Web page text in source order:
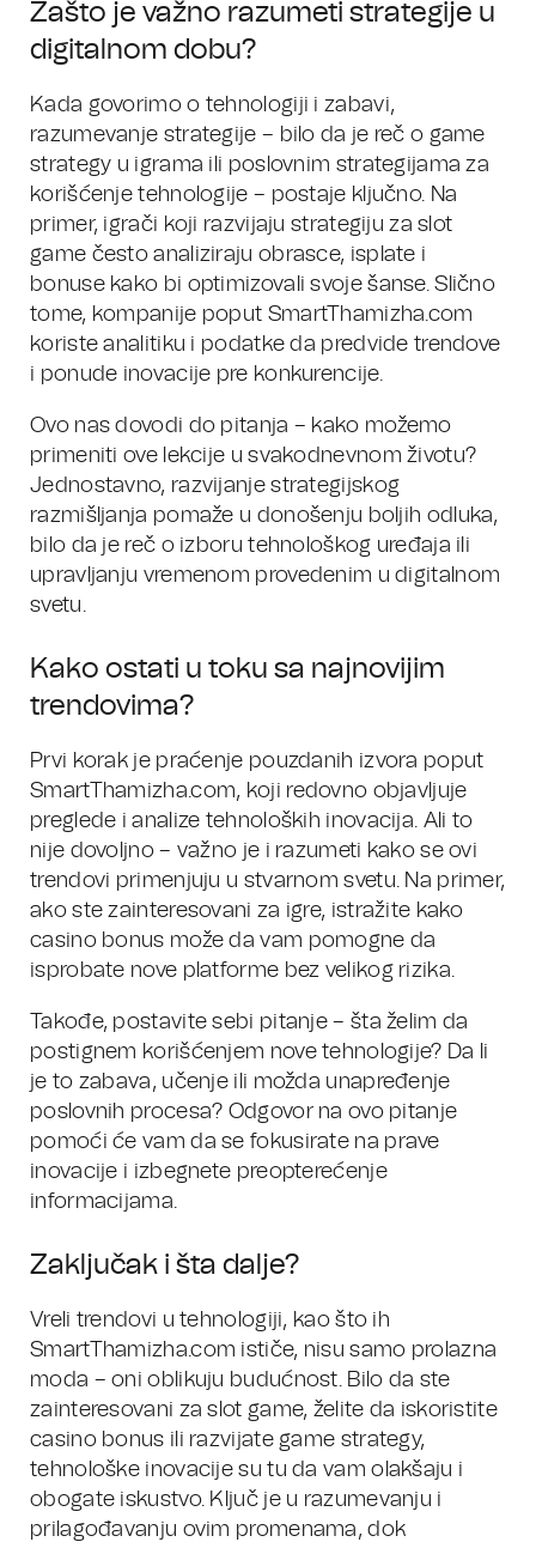
Zašto je važno razumeti strategije u
digitalnom dobu?
Kada govorimo o tehnologiji i zabavi,
razumevanje strategije – bilo da je reč o game
strategy u igrama ili poslovnim strategijama za
korišćenje tehnologije – postaje ključno. Na
primer, igrači koji razvijaju strategiju za slot
game često analiziraju obrasce, isplate i
bonuse kako bi optimizovali svoje šanse. Slično
tome, kompanije poput SmartThamizha.com
koriste analitiku i podatke da predvide trendove
i ponude inovacije pre konkurencije.
Ovo nas dovodi do pitanja – kako možemo
primeniti ove lekcije u svakodnevnom životu?
Jednostavno, razvijanje strategijskog
razmišljanja pomaže u donošenju boljih odluka,
bilo da je reč o izboru tehnološkog uređaja ili
upravljanju vremenom provedenim u digitalnom
svetu.
Kako ostati u toku sa najnovijim
trendovima?
Prvi korak je praćenje pouzdanih izvora poput
SmartThamizha.com, koji redovno objavljuje
preglede i analize tehnoloških inovacija. Ali to
nije dovoljno – važno je i razumeti kako se ovi
trendovi primenjuju u stvarnom svetu. Na primer,
ako ste zainteresovani za igre, istražite kako
casino bonus može da vam pomogne da
isprobate nove platforme bez velikog rizika.
Takođe, postavite sebi pitanje – šta želim da
postignem korišćenjem nove tehnologije? Da li
je to zabava, učenje ili možda unapređenje
poslovnih procesa? Odgovor na ovo pitanje
pomoći će vam da se fokusirate na prave
inovacije i izbegnete preopterećenje
informacijama.
Zaključak i šta dalje?
Vreli trendovi u tehnologiji, kao što ih
SmartThamizha.com ističe, nisu samo prolazna
moda – oni oblikuju budućnost. Bilo da ste
zainteresovani za slot game, želite da iskoristite
casino bonus ili razvijate game strategy,
tehnološke inovacije su tu da vam olakšaju i
obogate iskustvo. Ključ je u razumevanju i
prilagođavanju ovim promenama, dok